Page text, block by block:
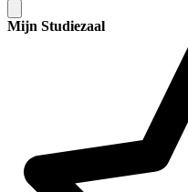
Mijn Studiezaal